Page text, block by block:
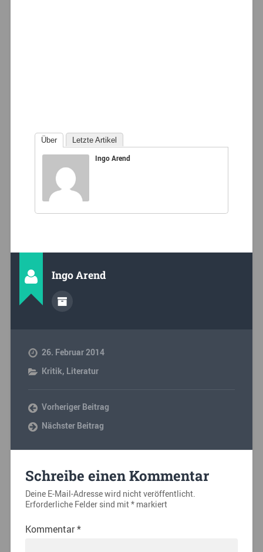
Über Letzte Artikel
Ingo Arend
Ingo Arend
26. Februar 2014
Kritik, Literatur
Vorheriger Beitrag
Nächster Beitrag
Schreibe einen Kommentar
Deine E-Mail-Adresse wird nicht veröffentlicht.
Erforderliche Felder sind mit*markiert
Kommentar*